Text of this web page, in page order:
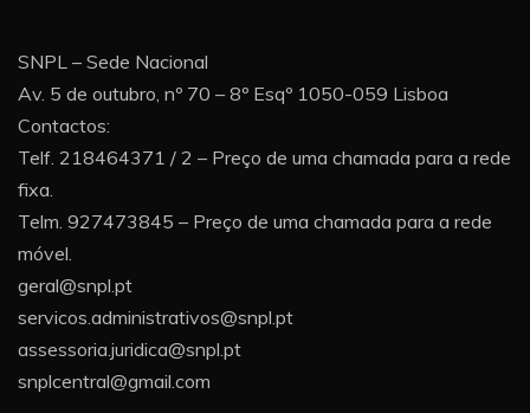
SNPL – Sede Nacional
Av. 5 de outubro, nº 70 – 8º Esqº 1050-059 Lisboa
Contactos:
Telf. 218464371 / 2 – Preço de uma chamada para a rede
fixa.
Telm. 927473845 – Preço de uma chamada para a rede
móvel.
geral@snpl.pt
servicos.administrativos@snpl.pt
assessoria.juridica@snpl.pt
snplcentral@gmail.com